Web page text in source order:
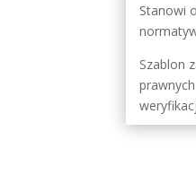
Stanowi
Szablon